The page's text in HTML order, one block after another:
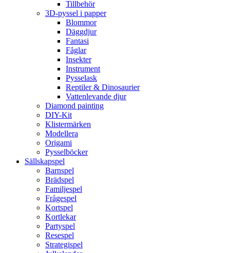
Tillbehör
3D-pyssel i papper
Blommor
Däggdjur
Fantasi
Fåglar
Insekter
Instrument
Pysselask
Reptiler & Dinosaurier
Vattenlevande djur
Diamond painting
DIY-Kit
Klistermärken
Modellera
Origami
Pysselböcker
Sällskapspel
Barnspel
Brädspel
Familjespel
Frågespel
Kortspel
Kortlekar
Partyspel
Resespel
Strategispel